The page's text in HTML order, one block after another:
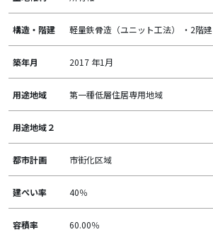
構造・階建 軽量鉄骨造（ユニット工法） ・2階建
築年月 2017 年1月
用途地域 第一種低層住居専用地域
用途地域２
都市計画 市街化区域
建ぺい率 40％
容積率 60.00％